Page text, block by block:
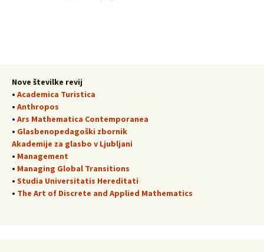
Nove številke revij
• Academica Turistica
• Anthropos
• Ars Mathematica Contemporanea
• Glasbenopedagoški zbornik
Akademije za glasbo v Ljubljani
• Management
• Managing Global Transitions
• Studia Universitatis Hereditati
• The Art of Discrete and Applied Mathematics